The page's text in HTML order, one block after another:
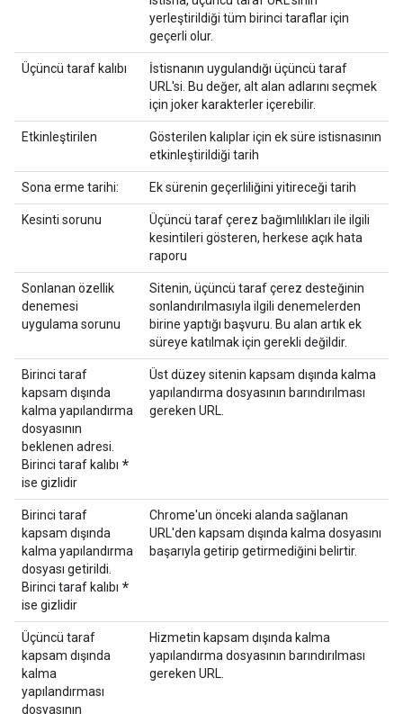
yerleştirildiği tüm birinci taraflar için
geçerli olur.
Üçüncü taraf kalıbı
İstisnanın uygulandığı üçüncü taraf
URL'si. Bu değer, alt alan adlarını seçmek
için joker karakterler içerebilir.
Etkinleştirilen
Gösterilen kalıplar için ek süre istisnasının
etkinleştirildiği tarih
Sona erme tarihi: Ek sürenin geçerliliğini yitireceği tarih
Kesinti sorunu
Üçüncü taraf çerez bağımlılıkları ile ilgili
kesintileri gösteren, herkese açık hata
raporu
Sonlanan özellik
denemesi
uygulama sorunu
Sitenin, üçüncü taraf çerez desteğinin
sonlandırılmasıyla ilgili denemelerden
birine yaptığı başvuru. Bu alan artık ek
süreye katılmak için gerekli değildir.
Birinci taraf
kapsam dışında
kalma yapılandırma
dosyasının
beklenen adresi.
Birinci taraf kalıbı *
ise gizlidir
Üst düzey sitenin kapsam dışında kalma
yapılandırma dosyasının barındırılması
gereken URL.
Birinci taraf
kapsam dışında
kalma yapılandırma
dosyası getirildi.
Birinci taraf kalıbı *
ise gizlidir
Chrome'un önceki alanda sağlanan
URL'den kapsam dışında kalma dosyasını
başarıyla getirip getirmediğini belirtir.
Üçüncü taraf
kapsam dışında
kalma
yapılandırması
dosyasının
Hizmetin kapsam dışında kalma
yapılandırma dosyasının barındırılması
gereken URL.